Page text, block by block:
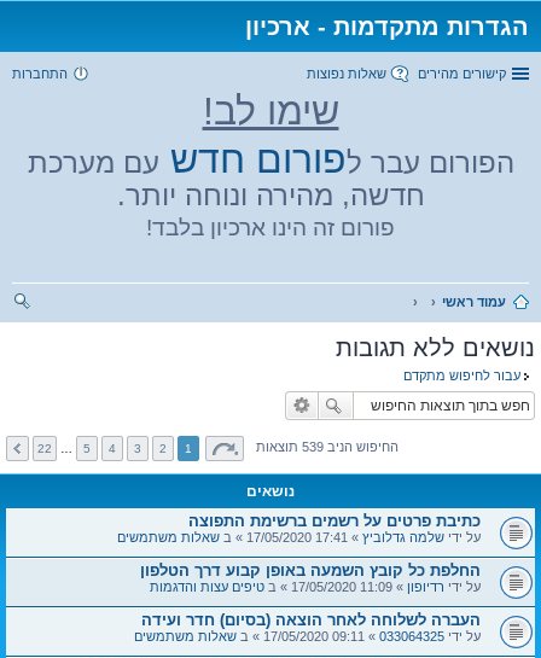
הגדרות מתקדמות - ארכיון
קישורים מהירים שאלות נפוצות התחברות
שימו לב!
הפורום עבר לפורום חדש עם מערכת
חדשה, מהירה ונוחה יותר.
פורום זה הינו ארכיון בלבד!
עמוד ראשי
נושאים ללא תגובות
עבור לחיפוש מתקדם
החיפוש הניב 539 תוצאות 1
2
3
4
5
22
נושאים
כתיבת פרטים על רשמים ברשימת התפוצה
על ידי שלמה גדלוביץ » 17:41 17/05/2020 » ב שאלות משתמשים
החלפת כל קובץ השמעה באופן קבוע דרך הטלפון
על ידי רדיופון » 11:09 17/05/2020 » ב טיפים עצות והדגמות
העברה לשלוחה לאחר הוצאה (בסיום) חדר ועידה
על ידי 033064325 » 09:11 17/05/2020 » ב שאלות משתמשים